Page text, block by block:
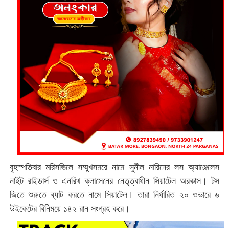
বৃহস্পতিবার মরিসভিলে সম্মুখসমরে নামে সুনীল নারিনের লস অ্যাঞ্জেলেস
নাইট রাইডার্স ও এনরিখ ক্লাসেনের নেতৃত্বাধীন সিয়াটেল অরকাস। টস
জিতে শুরুতে ব্যাট করতে নামে সিয়াটেল। তারা নির্ধারিত ২০ ওভারে ৬
উইকেটের বিনিময়ে ১৪২ রান সংগ্রহ করে।